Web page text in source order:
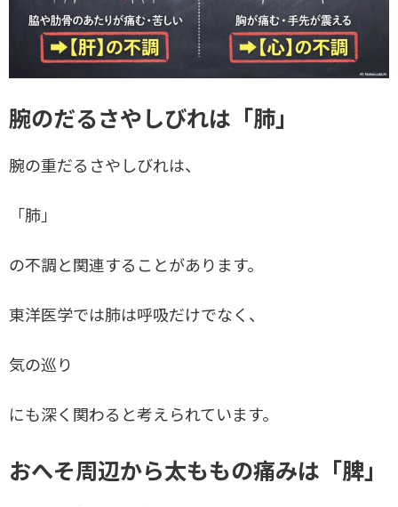
腕のだるさやしびれは「肺」
腕の重だるさやしびれは、
「肺」
の不調と関連することがあります。
東洋医学では肺は呼吸だけでなく、
気の巡り
にも深く関わると考えられています。
おへそ周辺から太ももの痛みは「脾」